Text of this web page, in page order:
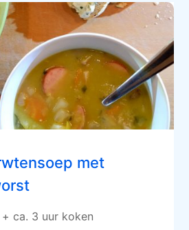
met
ca. 3 uur koken